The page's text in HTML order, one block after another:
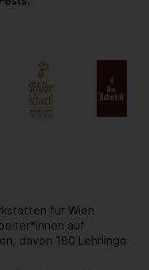
für Wien
auf
davon 180 Lehrlinge